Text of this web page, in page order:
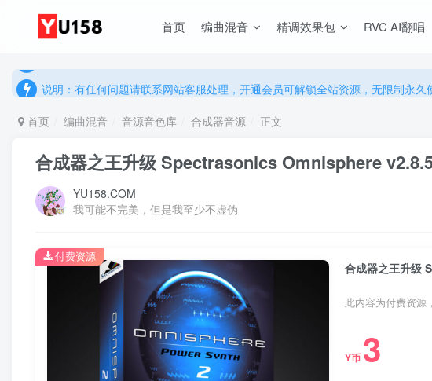
首页 编曲混音 精调效果包 RVC AI翻唱
说明：有任何问题请联系网站客服处理，开通会员可解锁全站资源，无限制永久
说明：有任何问题请联系网站客服处理，开通会员可解锁全站资源，无限制永久
首页 编曲混音 音源音色库 合成器音源 正文
合成器之王升级 Spectrasonics Omnisphere
YU158.COM
我可能不完美，但是我至少不虚伪
合成器之王升级
此内容为付费资源
Y币 3
付费资源